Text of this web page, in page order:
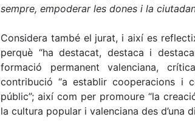
sempre, empoderar les dones i la
Considera també el jurat, i així es
perquè “ha destacat, destaca i
formació permanent valenciana,
contribució “a establir cooperacions
públic”; així com per promoure “la
la cultura popular i valenciana des d’una